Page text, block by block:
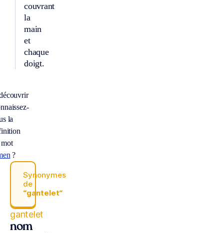
couvrant
la
main
et
chaque
doigt.
la
?
Synonymes
de
“gantelet“
gantelet
nom